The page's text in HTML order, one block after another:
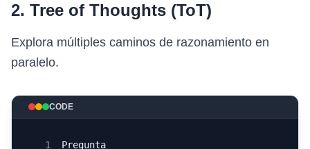
2. Tree of Thoughts (ToT)
Explora múltiples caminos de razonamiento en
paralelo.
CODE
1
Pregunta